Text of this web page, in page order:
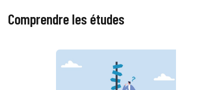
Comprendre les études